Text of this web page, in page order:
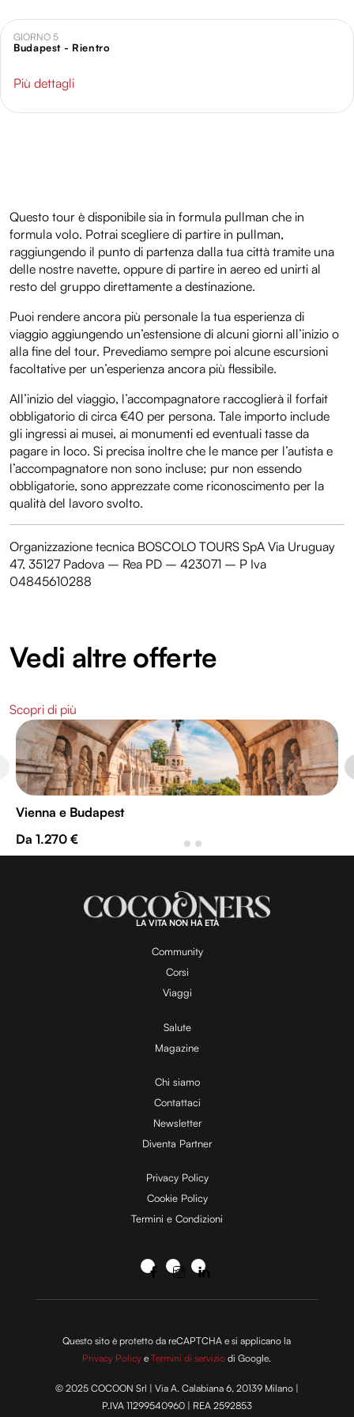
informazioni sul modo in cui utilizzi il nostro sito con i
nostri partner che si occupano di analisi dei dati web,
con altre informazioni che hai fornito loro o che hanno
raccolto dal tuo utilizzo dei loro servizi.
GIORNO 5
Budapest - Rientro
Più dettagli
Questo tour è disponibile sia in formula pullman che in
formula volo. Potrai scegliere di partire in pullman,
raggiungendo il punto di partenza dalla tua città tramite una
delle nostre navette, oppure di partire in aereo ed unirti al
resto del gruppo direttamente a destinazione.
Puoi rendere ancora più personale la tua esperienza di
viaggio aggiungendo un’estensione di alcuni giorni all’inizio o
alla fine del tour. Prevediamo sempre poi alcune escursioni
facoltative per un’esperienza ancora più flessibile.
All’inizio del viaggio, l’accompagnatore raccoglierà il forfait
obbligatorio di circa €40 per persona. Tale importo include
gli ingressi ai musei, ai monumenti ed eventuali tasse da
pagare in loco. Si precisa inoltre che le mance per l’autista e
l’accompagnatore non sono incluse; pur non essendo
obbligatorie, sono apprezzate come riconoscimento per la
qualità del lavoro svolto.
Organizzazione tecnica BOSCOLO TOURS SpA Via Uruguay
47, 35127 Padova – Rea PD – 423071 – P Iva
04845610288
Vedi altre offerte
Scopri di più
Vienna e Budapest
Da 1.270 €
LA VITA NON HA ETÀ
Community
Corsi
Viaggi
Salute
Magazine
Chi siamo
Contattaci
Newsletter
Diventa Partner
Privacy Policy
Cookie Policy
Termini e Condizioni
Questo sito è protetto da reCAPTCHA e si applicano la
Privacy Policy eTermini di servizio di Google.
© 2025 COCOON Srl | Via A. Calabiana 6, 20139 Milano |
P.IVA 11299540960 | REA 2592853